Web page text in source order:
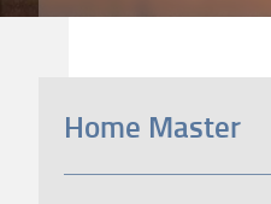
Home Master